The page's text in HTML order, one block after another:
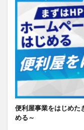
便利屋事業をはじめた
める～